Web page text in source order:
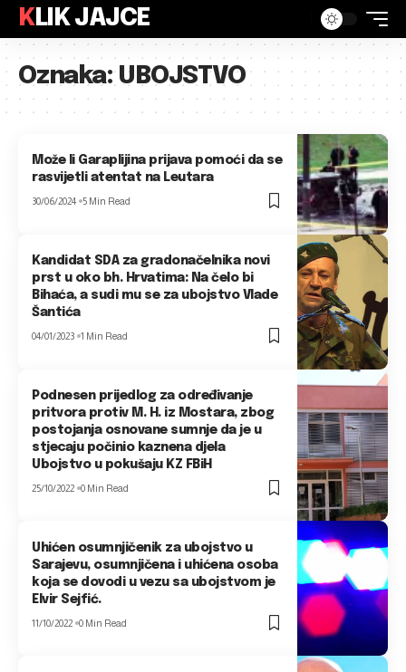
KLIK JAJCE
Oznaka:UBOJSTVO
Može li Garaplijina prijava pomoći da se
rasvijetli atentat na Leutara
30/06/2024 5 Min Read
Kandidat SDA za gradonačelnika novi
prst u oko bh. Hrvatima: Na čelo bi
Bihaća, a sudi mu se za ubojstvo Vlade
Šantića
04/01/2023 1 Min Read
Podnesen prijedlog za određivanje
pritvora protiv M. H. iz Mostara, zbog
postojanja osnovane sumnje da je u
stjecaju počinio kaznena djela
Ubojstvo u pokušaju KZ FBiH
25/10/2022 0 Min Read
Uhićen osumnjičenik za ubojstvo u
Sarajevu, osumnjičena i uhićena osoba
koja se dovodi u vezu sa ubojstvom je
Elvir Sejfić.
11/10/2022 0 Min Read